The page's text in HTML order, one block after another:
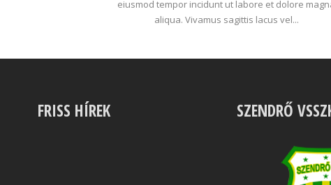
eiusmod tempor incidunt ut labore et dolore
aliqua. Vivamus sagittis lacus vel...
FRISS HÍREK SZENDRŐ